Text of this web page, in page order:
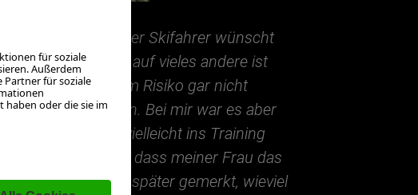
eigenen Welt. Jeder Skifahrer wünscht
dazu, der Blick auf vieles andere ist
will sich mit dem Risiko gar nicht
das ist Skifahren. Bei mir war es aber
die andere vielleicht ins Training
leben. Ich denke, dass meiner Frau das
hab ich erst später gemerkt, wieviel